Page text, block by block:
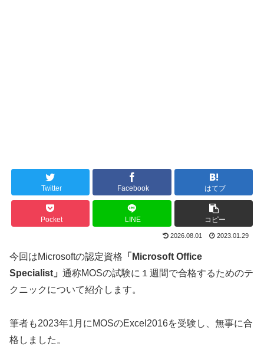
Twitter Facebook はてブ
Pocket LINE コピー
2026.08.01 2023.01.29
今回はMicrosoftの認定資格 「Microsoft Office
Specialist」 通称MOSの試験に１週間で合格するためのテ
クニックについて紹介します。
筆者も2023年1月にMOSのExcel2016を受験し、無事に合
格しました。